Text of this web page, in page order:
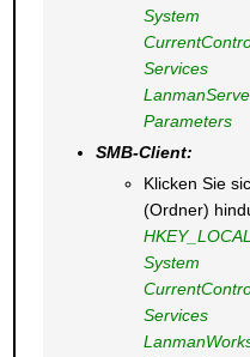
System
Services
Parameters
SMB-Client:
Klicken Sie
(Ordner)
System
Services